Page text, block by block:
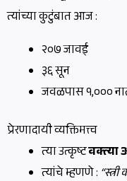
त्यांच्या कुटुंबात आज :
२०७ जावई
३६ सून
जवळपास १,०००
प्रेरणादायी व्यक्तिमत्त्व
त्या उत्कृष्टवक्त्या
त्यांचे म्हणणे :